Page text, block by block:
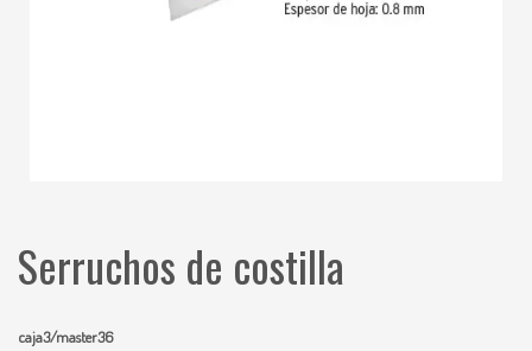
Serruchos de costilla
caja3/master36